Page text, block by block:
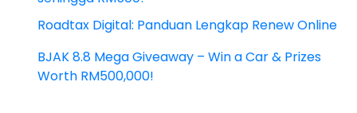
Roadtax Digital: Panduan Lengkap Renew Online
BJAK 8.8 Mega Giveaway – Win a Car & Prizes
Worth RM500,000!